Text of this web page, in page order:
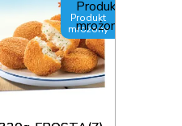
Produkt
mrożony